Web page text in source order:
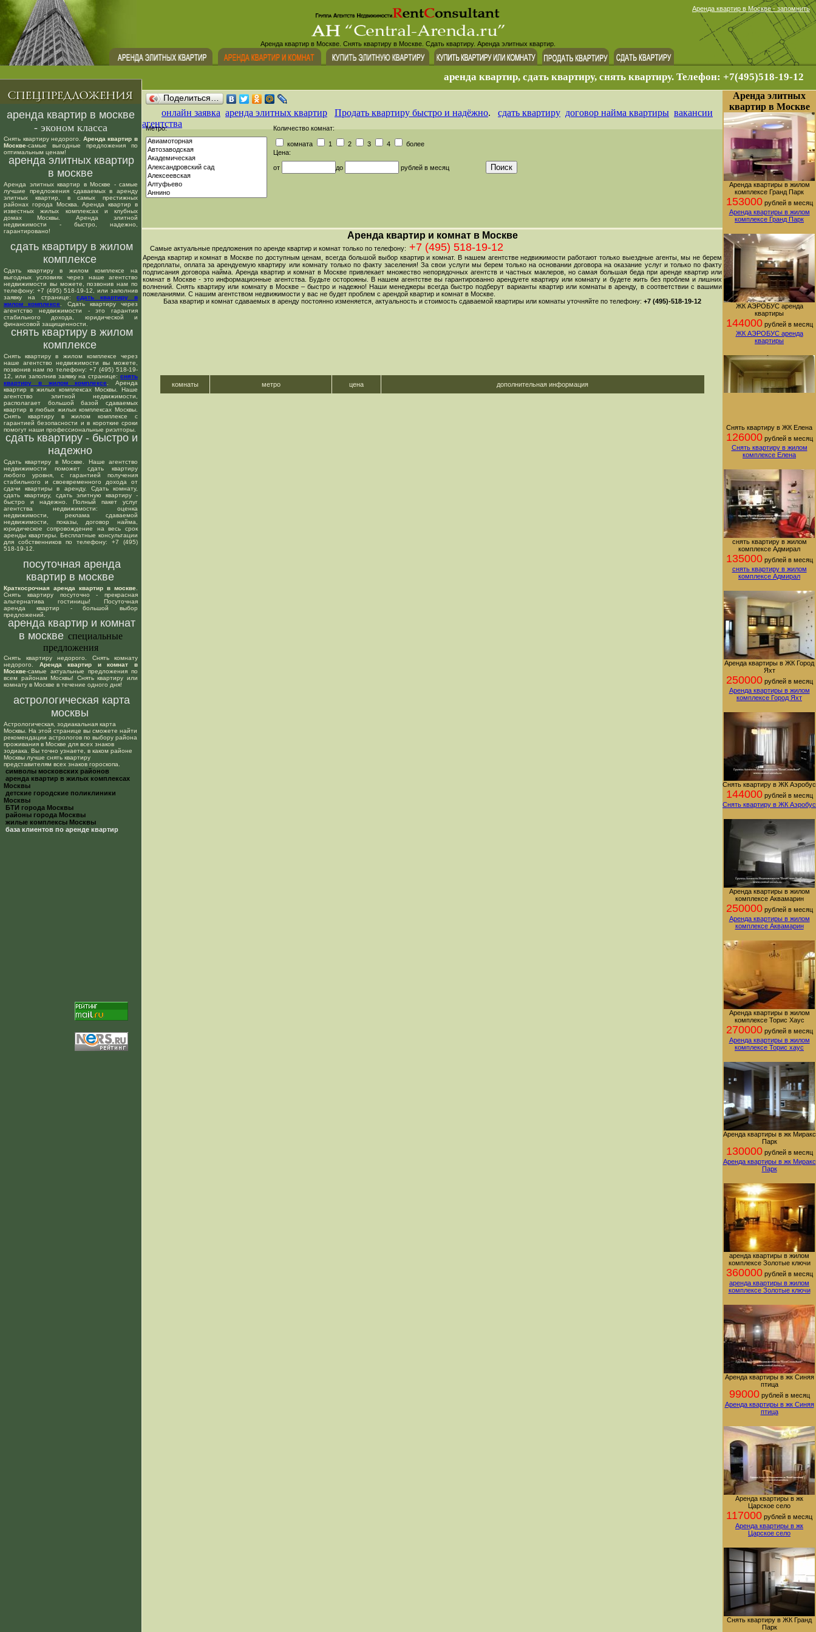
Аренда квартир в Москве - запомнить
Аренда квартир в Москве. Снять квартиру в Москве. Сдать квартиру. Аренда элитных квартир.
аренда квартир, сдать квартиру, снять квартиру. Телефон: +7(495)518-19-12
аренда квартир в москве
- эконом класса
Снять квартиру недорого. Аренда квартир в
Москве-самые выгодные предложения по
оптимальным ценам!
аренда элитных квартир
в москве
Аренда элитных квартир в Москве - самые
лучшие предложения сдаваемых в аренду
элитных квартир, в самых престижных
районах города Москва. Аренда квартир в
известных жилых комплексах и клубных
домах Москвы. Аренда элитной
недвижимости - быстро, надежно,
гарантировано!
сдать квартиру в жилом
комплексе
Сдать квартиру в жилом комплексе на
выгодных условиях через наше агентство
недвижимости вы можете, позвонив нам по
телефону: +7 (495) 518-19-12, или заполнив
заявку на странице:сдать квартиру в
жилом комплексе . Сдать квартиру через
агентство недвижимости - это гарантия
стабильного дохода, юридической и
финансовой защищенности.
снять квартиру в жилом
комплексе
Снять квартиру в жилом комплексе через
наше агентство недвижимости вы можете,
позвонив нам по телефону: +7 (495) 518-19-
12, или заполнив заявку на странице: снять
квартиру в жилом комплексе . Аренда
квартир в жилых комплексах Москвы. Наше
агентство элитной недвижимости,
располагает большой базой сдаваемых
квартир в любых жилых комплексах Москвы.
Снять квартиру в жилом комплексе с
гарантией безопасности и в короткие сроки
помогут наши профессиональные риэлторы.
сдать квартиру - быстро и
надежно
Сдать квартиру в Москве. Наше агентство
недвижимости поможет сдать квартиру
любого уровня, с гарантией получения
стабильного и своевременного дохода от
сдачи квартиры в аренду. Сдать комнату,
сдать квартиру, сдать элитную квартиру -
быстро и надежно. Полный пакет услуг
агентства недвижимости: оценка
недвижимости, реклама сдаваемой
недвижимости, показы, договор найма,
юридическое сопровождение на весь срок
аренды квартиры. Бесплатные консультации
для собственников по телефону: +7 (495)
518-19-12.
посуточная аренда
квартир в москве
Краткосрочная аренда квартир в москве
Снять квартиру посуточно - прекрасная
альтернатива гостиницы! Посуточная
аренда квартир - большой выбор
предложений.
аренда квартир и комнат
в москве специальные
предложения
Снять квартиру недорого. Снять комнату
недорого. Аренда квартир и комнат в
Москве-самые актуальные предложения по
всем районам Москвы! Снять квартиру или
комнату в Москве в течение одного дня!
астрологическая карта
москвы
Астрологическая, зодиакальная карта
Москвы. На этой странице вы сможете найти
рекомендации астрологов по выбору района
проживания в Москве для всех знаков
зодиака. Вы точно узнаете, в каком районе
Москвы лучше снять квартиру
представителям всех знаков гороскопа.
cимволы московских районов
аренда квартир в жилых комплексах
Москвы
детские городские поликлиники
Москвы
БТИ города Москвы
районы города Москвы
жилые комплексы Москвы
база клиентов по аренде квартир
Поделиться…
онлайн заявка аренда элитных квартир Продать квартиру быстро и надёжно. сдать квартиру договор найма квартиры вакансии
агентства
Метро: Количество комнат:
комната 1 2 3 4
более
Цена:
от до рублей в месяц
Аренда квартир и комнат в Москве
Самые актуальные предложения по аренде квартир и комнат только по телефону: +7 (495) 518-19-12
Аренда квартир и комнат в Москве по доступным ценам, всегда большой выбор квартир и комнат. В нашем агентстве недвижимости работают только выездные агенты, мы не берем
предоплаты, оплата за арендуемую квартиру или комнату только по факту заселения! За свои услуги мы берем только на основании договора на оказание услуг и только по факту
подписания договора найма. Аренда квартир и комнат в Москве привлекает множество непорядочных агентств и частных маклеров, но самая большая беда при аренде квартир или
комнат в Москве - это информационные агентства. Будьте осторожны. В нашем агентстве вы гарантированно арендуете квартиру или комнату и будете жить без проблем и лишних
волнений. Снять квартиру или комнату в Москве – быстро и надежно! Наши менеджеры всегда быстро подберут варианты квартир или комнаты в аренду, в соответствии с вашими
пожеланиями. С нашим агентством недвижимости у вас не будет проблем с арендой квартир и комнат в Москве.
База квартир и комнат сдаваемых в аренду постоянно изменяется, актуальность и стоимость сдаваемой квартиры или комнаты уточняйте по телефону: +7 (495)-518-19-12
комнаты метро цена дополнительная информация
Аренда элитных
квартир в Москве
Аренда квартиры в жилом
комплексе Гранд Парк
153000рублей в месяц
Аренда квартиры в жилом
комплексе Гранд Парк
ЖК АЭРОБУС аренда
квартиры
144000рублей в месяц
ЖК АЭРОБУС аренда
квартиры
Снять квартиру в ЖК Елена
126000рублей в месяц
Снять квартиру в жилом
комплексе Елена
снять квартиру в жилом
комплексе Адмирал
135000рублей в месяц
снять квартиру в жилом
комплексе Адмирал
Аренда квартиры в ЖК Город
Яхт
250000рублей в месяц
Аренда квартиры в жилом
комплексе Город Яхт
Снять квартиру в ЖК Аэробус
144000рублей в месяц
Снять квартиру в ЖК Аэробус
Аренда квартиры в жилом
комплексе Аквамарин
250000рублей в месяц
Аренда квартиры в жилом
комплексе Аквамарин
Аренда квартиры в жилом
комплексе Торис Хаус
270000рублей в месяц
Аренда квартиры в жилом
комплексе Торис хаус
Аренда квартиры в жк Миракс
Парк
130000рублей в месяц
Аренда квартиры в жк Миракс
Парк
аренда квартиры в жилом
комплексе Золотые ключи
360000рублей в месяц
аренда квартиры в жилом
комплексе Золотые ключи
Аренда квартиры в жк Синяя
птица
99000рублей в месяц
Аренда квартиры в жк Синяя
птица
Аренда квартиры в жк
Царское село
117000 рублей в месяц
Аренда квартиры в жк
Царское село
Снять квартиру в ЖК Гранд
Парк